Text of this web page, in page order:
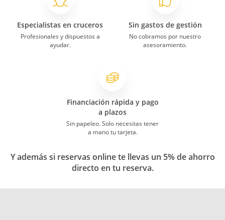
Especialistas en cruceros
Profesionales y dispuestos a
ayudar.
Sin gastos de gestión
No cobramos por nuestro
asesoramiento.
Financiación rápida y pago
a plazos
Sin papeleo. Solo necesitas tener
a mano tu tarjeta.
Y además si reservas online te llevas un 5% de ahorro
directo en tu reserva.